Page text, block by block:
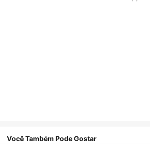
Você Também Pode Gostar